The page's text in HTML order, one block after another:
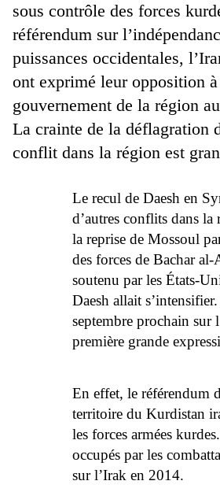
sous contrôle des forces
référendum sur
puissances occidentales,
ont exprimé leur opposition
gouvernement de la région
La crainte de la déflagration
conflit dans la région est
Le recul de Daesh en
d’autres conflits dans
la reprise de Mossoul
des forces de Bachar
soutenu par les États-
Daesh allait
septembre prochain sur
première grande
En effet, le référendum
territoire du Kurdistan
les forces armées
occupés par les
sur l’Irak en 2014.